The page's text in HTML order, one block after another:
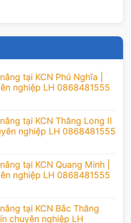
tại KCN Phú Nghĩa |
nghiệp LH 0868481555
tại KCN Thăng Long II
nghiệp LH 0868481555
tại KCN Quang Minh |
nghiệp LH 0868481555
tại KCN Bắc Thăng
chuyên nghiệp LH